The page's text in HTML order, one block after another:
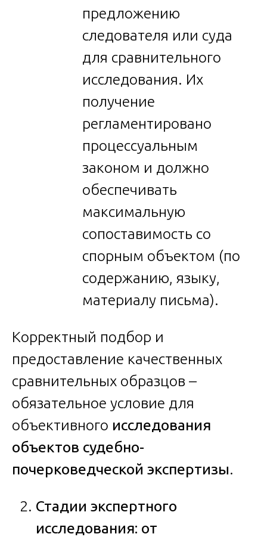
предложению
следователя или суда
для сравнительного
исследования. Их
получение
регламентировано
процессуальным
законом и должно
обеспечивать
максимальную
сопоставимость со
спорным объектом (по
содержанию, языку,
материалу письма).
Корректный подбор и
предоставление качественных
сравнительных образцов –
обязательное условие для
объективного исследования
объектов судебно-
почерковедческой экспертизы.
Стадии экспертного
исследования: от